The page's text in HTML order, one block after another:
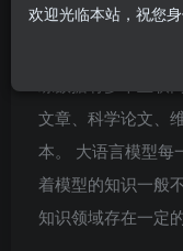
大语言模型
文章、科学论文、
本。 大语言模型每
着模型的知识一般
知识领域存在一定
欢迎光临本站，祝您身